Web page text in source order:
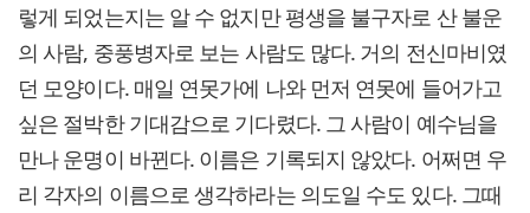
렇게 되었는지는 알 수 없지만 평생을 불구자로 산 불운
의 사람, 중풍병자로 보는 사람도 많다. 거의 전신마비였
던 모양이다. 매일 연못가에 나와 먼저 연못에 들어가고
싶은 절박한 기대감으로 기다렸다. 그 사람이 예수님을
만나 운명이 바뀐다. 이름은 기록되지 않았다. 어쩌면 우
리 각자의 이름으로 생각하라는 의도일 수도 있다. 그때